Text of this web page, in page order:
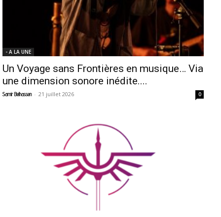
- A LA UNE
Un Voyage sans Frontières en musique… Via
une dimension sonore inédite....
Samir Belhassen - 21 juillet 2026 0